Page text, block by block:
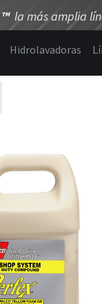
™ la más amplia
Hidrolavadoras